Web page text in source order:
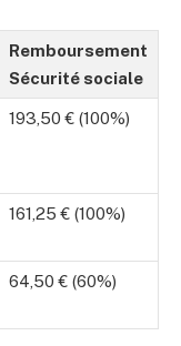
Remboursement
Sécurité sociale
193,50 € (100%)
161,25 € (100%)
64,50 € (60%)